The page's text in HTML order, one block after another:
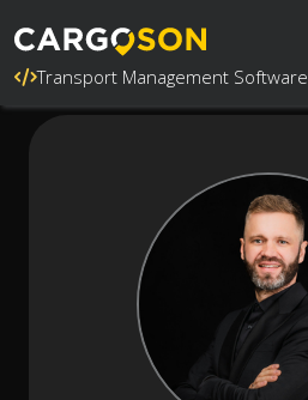
Transport Management Software